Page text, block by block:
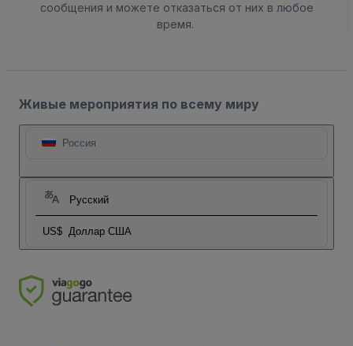
сообщения и можете отказаться от них в любое
время.
Живые мероприятия по всему миру
Россия
Русский
US$ Доллар США